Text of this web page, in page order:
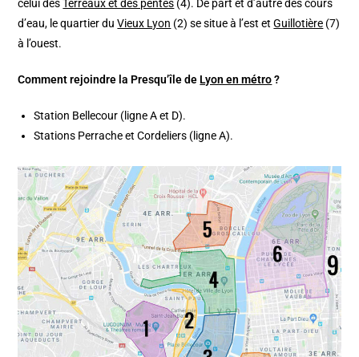
celui des Terreaux et des pentes (4). De part et d’autre des cours
d’eau, le quartier duVieux Lyon (2) se situe à l’est etGuillotière (7)
à l’ouest.
Comment rejoindre la Presqu’île de Lyon en métro?
Station Bellecour (ligne A et D).
Stations Perrache et Cordeliers (ligne A).